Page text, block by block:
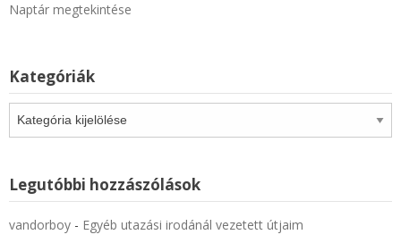
Naptár megtekintése
Kategóriák
Kategóriák
Legutóbbi hozzászólások
vandorboy - Egyéb utazási irodánál vezetett útjaim